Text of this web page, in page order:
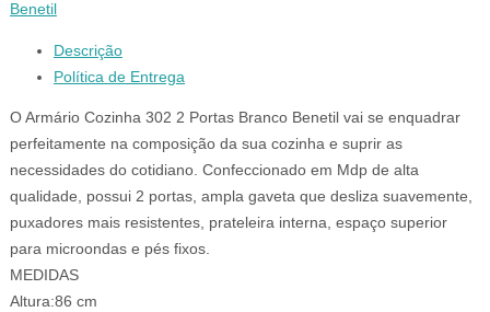
Benetil
Descrição
Política de Entrega
O Armário Cozinha 302 2 Portas Branco Benetil vai se enquadrar
perfeitamente na composição da sua cozinha e suprir as
necessidades do cotidiano. Confeccionado em Mdp de alta
qualidade, possui 2 portas, ampla gaveta que desliza suavemente,
puxadores mais resistentes, prateleira interna, espaço superior
para microondas e pés fixos.
MEDIDAS
Altura:86 cm